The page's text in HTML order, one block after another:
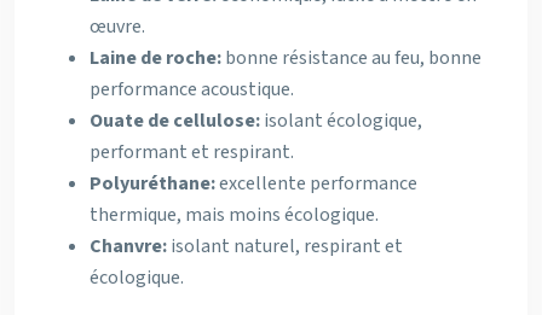
œuvre.
Laine de roche:bonne résistance au feu, bonne
performance acoustique.
Ouate de cellulose:isolant écologique,
performant et respirant.
Polyuréthane:excellente performance
thermique, mais moins écologique.
Chanvre:isolant naturel, respirant et
écologique.